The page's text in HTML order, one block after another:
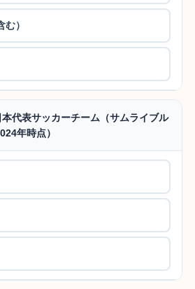
）
代表サッカーチーム（サムライブル
年時点）